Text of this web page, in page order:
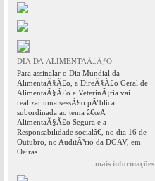
DIA DA ALIMENTAÃ‡ÃƒO
Para assinalar o Dia Mundial da
AlimentaÃ§Ã£o, a DireÃ§Ã£o Geral de
AlimentaÃ§Ã£o e VeterinÃ¡ria vai
realizar uma sessÃ£o pÃºblica
subordinada ao tema â€œA
AlimentaÃ§Ã£o Segura e a
Responsabilidade socialâ€, no dia 16 de
Outubro, no AuditÃ³rio da DGAV, em
Oeiras.
mais informações